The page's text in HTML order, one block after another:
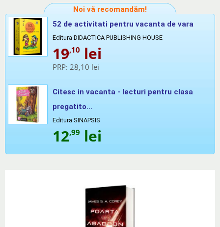
Noi vă recomandăm!
52 de activitati pentru vacanta de vara
Editura DIDACTICA PUBLISHING HOUSE
19,10 lei
PRP: 28,10 lei
Citesc in vacanta - lecturi pentru clasa
pregatito...
Editura SINAPSIS
12,99 lei